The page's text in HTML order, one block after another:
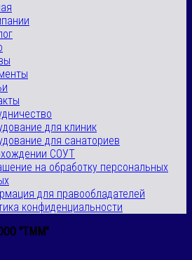
для клиник
для санаториев
СОУТ
на обработку персональных
для правообладателей
конфиденциальности
"ТММ"